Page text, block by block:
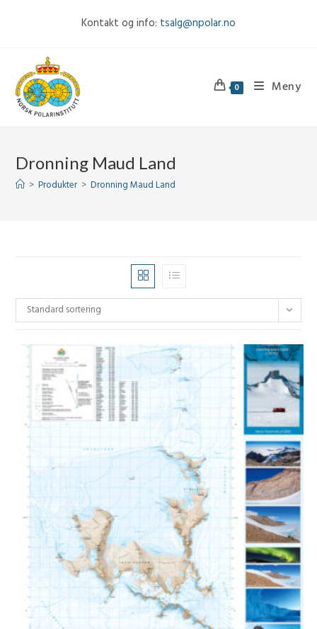
Kontakt og info: tsalg@npolar.no
0 Meny
Dronning Maud Land
> Produkter > Dronning Maud Land
Standard sortering